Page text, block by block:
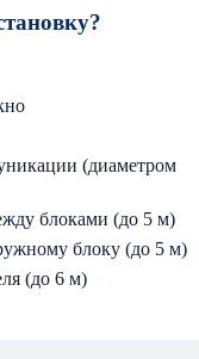
(диаметром
блоками (до 5 м)
блоку (до 5 м)
(до 6 м)